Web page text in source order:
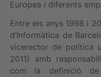
Europea i diferents
Entre els anys 1998 i
d’Informàtica de
vicerector de política
2011) amb
com la definició